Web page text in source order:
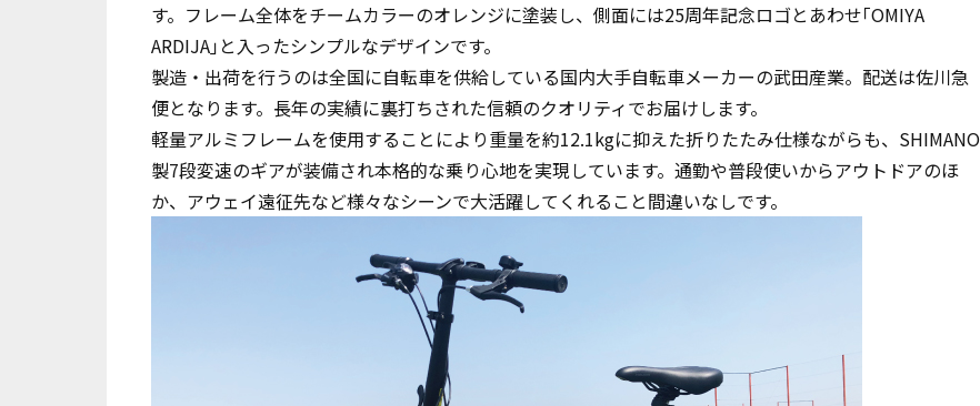
す。フレーム全体をチームカラーのオレンジに塗装し、側面には25周年記念ロゴとあわせ｢OMIYA
ARDIJA｣と入ったシンプルなデザインです。
製造・出荷を行うのは全国に自転車を供給している国内大手自転車メーカーの武田産業。配送は佐川急
便となります。長年の実績に裏打ちされた信頼のクオリティでお届けします。
軽量アルミフレームを使用することにより重量を約12.1kgに抑えた折りたたみ仕様ながらも、SHIMANO
製7段変速のギアが装備され本格的な乗り心地を実現しています。通勤や普段使いからアウトドアのほ
か、アウェイ遠征先など様々なシーンで大活躍してくれること間違いなしです。